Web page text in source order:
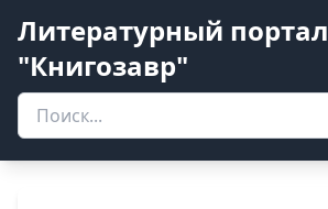
Литературный портал
"Книгозавр"